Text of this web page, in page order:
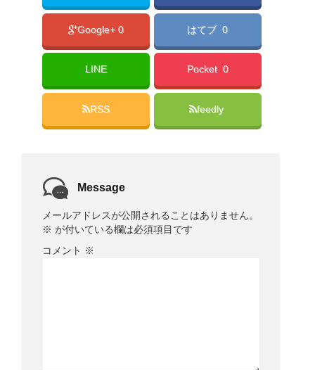
Google+ 0 はてブ 0
LINE Pocket 0
RSS feedly
Message
メールアドレスが公開されることはありません。
※ が付いている欄は必須項目です
コメント ※